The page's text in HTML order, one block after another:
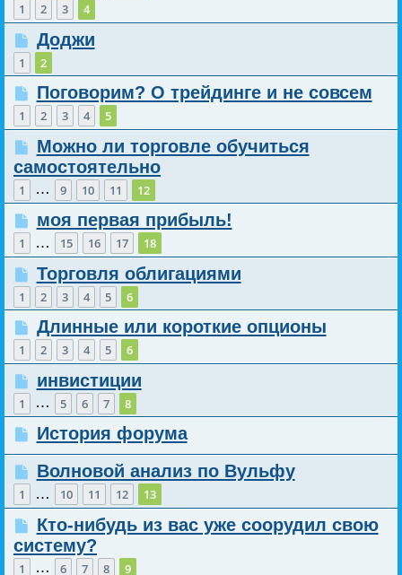
1 2 3 4
Доджи
1 2
Поговорим? О трейдинге и не совсем
1 2 3 4 5
Можно ли торговле обучиться
самостоятельно
1 … 9 10 11 12
моя первая прибыль!
1 … 15 16 17 18
Торговля облигациями
1 2 3 4 5 6
Длинные или короткие опционы
1 2 3 4 5 6
инвистиции
1 … 5 6 7 8
История форума
Волновой анализ по Вульфу
1 … 10 11 12 13
Кто-нибудь из вас уже соорудил свою
систему?
1 … 6 7 8 9